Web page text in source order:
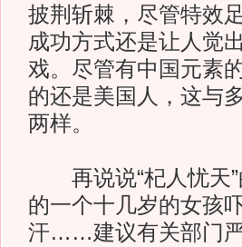
披荆斩棘，尽管特效
成功方式还是让人觉
戏。尽管有中国元素
的还是美国人，这与
两样。
再说说“杞人忧天”
的一个十几岁的女孩
汗……建议有关部门